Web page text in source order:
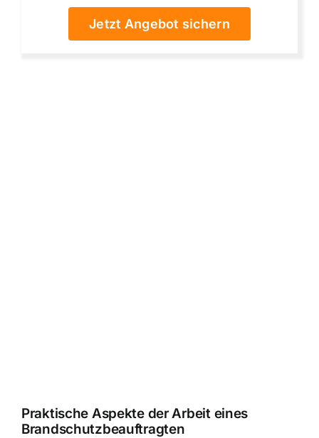
Jetzt Angebot sichern
Praktische Aspekte der Arbeit eines
Brandschutzbeauftragten